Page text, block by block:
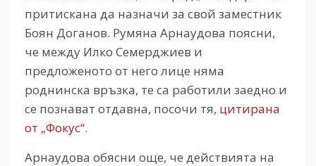
притискана да назначи за свой заместник
Боян Доганов. Румяна Арнаудова поясни,
че между Илко Семерджиев и
предложеното от него лице няма
роднинска връзка, те са работили заедно и
се познават отдавна, посочи тя, цитирана
от „Фокус“.
Арнаудова обясни още, че действията на